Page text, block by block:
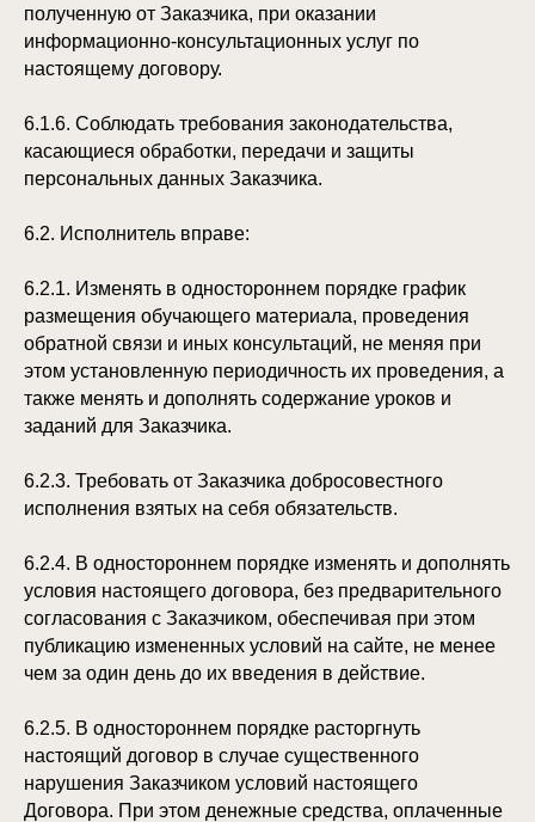
полученную от Заказчика, при оказании
информационно-консультационных услуг по
настоящему договору.
6.1.6. Соблюдать требования законодательства,
касающиеся обработки, передачи и защиты
персональных данных Заказчика.
6.2. Исполнитель вправе:
6.2.1. Изменять в одностороннем порядке график
размещения обучающего материала, проведения
обратной связи и иных консультаций, не меняя при
этом установленную периодичность их проведения, а
также менять и дополнять содержание уроков и
заданий для Заказчика.
6.2.3. Требовать от Заказчика добросовестного
исполнения взятых на себя обязательств.
6.2.4. В одностороннем порядке изменять и дополнять
условия настоящего договора, без предварительного
согласования с Заказчиком, обеспечивая при этом
публикацию измененных условий на сайте, не менее
чем за один день до их введения в действие.
6.2.5. В одностороннем порядке расторгнуть
настоящий договор в случае существенного
нарушения Заказчиком условий настоящего
Договора. При этом денежные средства, оплаченные